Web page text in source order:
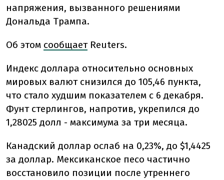
напряжения, вызванного решениями
Дональда Трампа.
Об этом сообщаетReuters.
Индекс доллара относительно основных
мировых валют снизился до 105,46 пункта,
что стало худшим показателем с 6 декабря.
Фунт стерлингов, напротив, укрепился до
1,28025 долл - максимума за три месяца.
Канадский доллар ослаб на 0,23%, до $1,4425
за доллар. Мексиканское песо частично
восстановило позиции после утреннего